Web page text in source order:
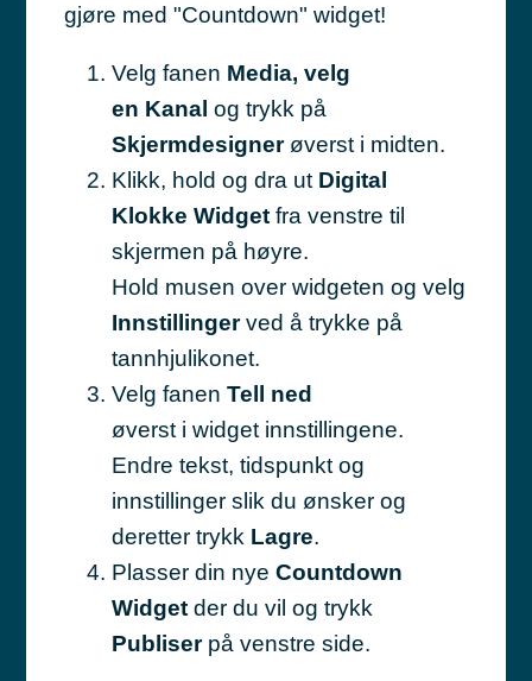
gjøre med "Countdown" widget!
Velg fanen Media, velg
en Kanal og trykk på
Skjermdesigner øverst i midten.
Klikk, hold og dra ut Digital
Klokke Widget fra venstre til
skjermen på høyre.
Hold musen over widgeten og velg
Innstillingerved å trykke på
tannhjulikonet.
Velg fanenTell ned
øverst i widget innstillingene.
Endre tekst, tidspunkt og
innstillinger slik du ønsker og
deretter trykk Lagre.
Plasser din nyeCountdown
Widget der du vil og trykk
Publiserpå venstre side.